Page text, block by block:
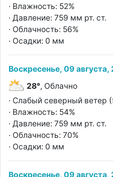
· Влажность: 52%
· Давление: 759 мм рт. ст.
· Облачность: 56%
· Осадки: 0 мм
Воскресенье, 09
28°, Облачно
· Слабый северный ветер
· Влажность: 54%
· Давление: 759 мм рт. ст.
· Облачность: 70%
· Осадки: 0 мм
Воскресенье, 09